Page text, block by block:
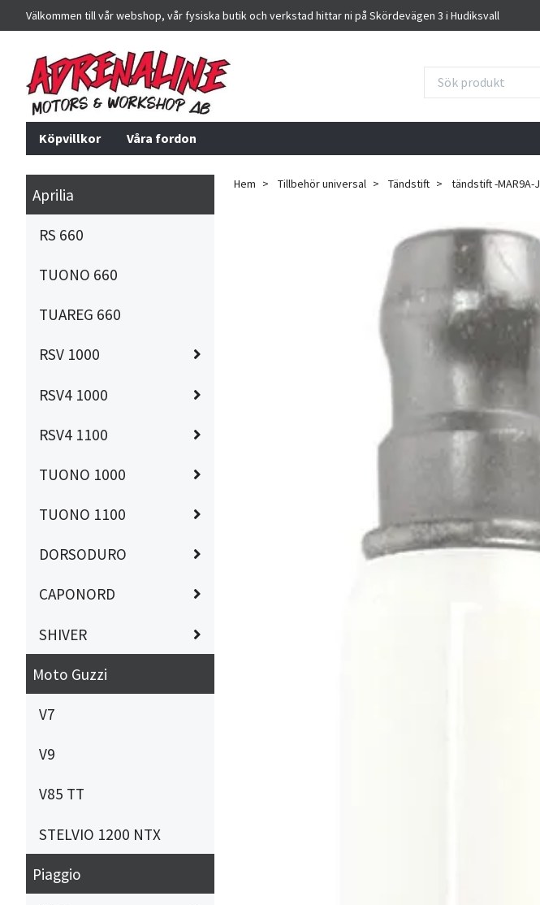
Välkommen till vår webshop, vår fysiska butik och verkstad hittar ni på Skördevägen 3 i Hudiksvall
Köpvillkor Våra fordon
Aprilia
RS 660
TUONO 660
TUAREG 660
RSV 1000
RSV4 1000
RSV4 1100
TUONO 1000
TUONO 1100
DORSODURO
CAPONORD
SHIVER
Moto Guzzi
V7
V9
V85 TT
STELVIO 1200 NTX
Piaggio
Hem Tillbehör universal Tändstift tändstift -MAR9A-J